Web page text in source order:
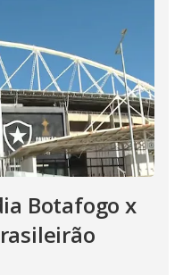
Botafogo x